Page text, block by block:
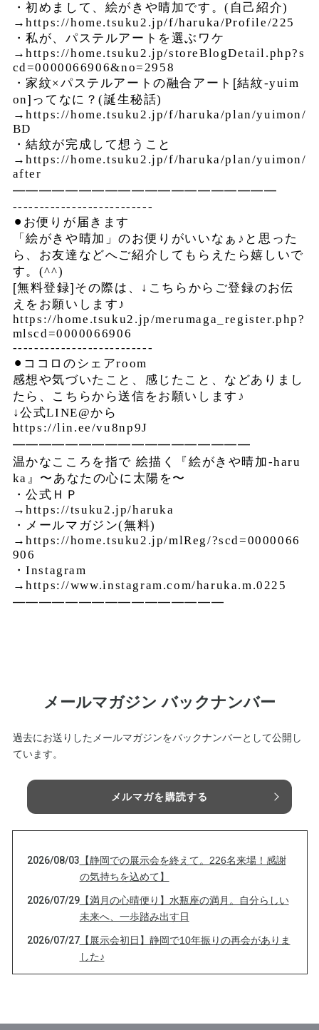
・初めまして、絵がきや晴加です。( 自己紹介)
→https://home.tsuku2.jp/f/haruka/Profile/225
・私が、パステルアートを選ぶワケ
→https://home.tsuku2.jp/storeBlogDetail.php?s
cd=0000066906&no=2958
・家紋× パステルアートの融合アート[結紋-yuim
on]ってなに？(誕生秘話)
→https://home.tsuku2.jp/f/haruka/plan/yuimon/
BD
・結紋が完成して想うこと
→https://home.tsuku2.jp/f/haruka/plan/yuimon/
after
━━━━━━━━━━━━━━━━━━━━
--------------------------
⚫︎お便りが届きます
「絵がきや晴加」のお便りがいいなぁ♪と思った
ら、お友達などへご紹介してもらえたら嬉しいで
す。 (^^)
[無料登録]その際は、 ↓ こちらからご登録のお伝
えをお願いします♪
https://home.tsuku2.jp/merumaga_register.php?
mlscd=0000066906
--------------------------
⚫︎ココロのシェアroom
感想や気づいたこと、感じたこと、などありまし
たら、こちらから送信をお願いします♪
↓公式LINE@から
https://lin.ee/vu8np9J
━━━━━━━━━━━━━━━━━━
温かなこころを指で 絵描く『絵がきや晴加-haru
ka 』〜あなたの心に太陽を〜
・公式ＨＰ
→https://tsuku2.jp/haruka
・メールマガジン(無料)
→https://home.tsuku2.jp/mlReg/?scd=0000066
906
・Instagram
→https://www.instagram.com/haruka.m.0225
━━━━━━━━━━━━━━━━
メールマガジン バックナンバー
過去にお送りしたメールマガジンをバックナンバーとして公開し
ています。
メルマガを購読する
2026/08/03 【静岡での展示会を終えて。226名来場！感謝
の気持ちを込めて】
2026/07/29【満月の心晴便り】水瓶座の満月。自分らしい
未来へ、一歩踏み出す日
2026/07/27【展示会初日】静岡で10年振りの再会がありま
した♪